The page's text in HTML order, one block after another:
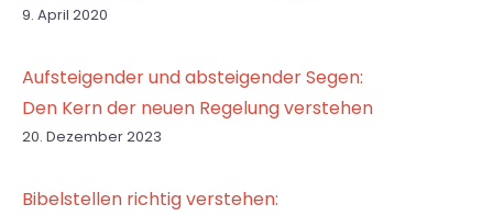
9. April 2020
Aufsteigender und absteigender Segen:
Den Kern der neuen Regelung verstehen
20. Dezember 2023
Bibelstellen richtig verstehen: